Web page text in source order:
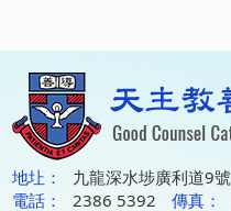
地圵：
九龍深水埗廣利道9號
電話：
2386 5392 傳真：